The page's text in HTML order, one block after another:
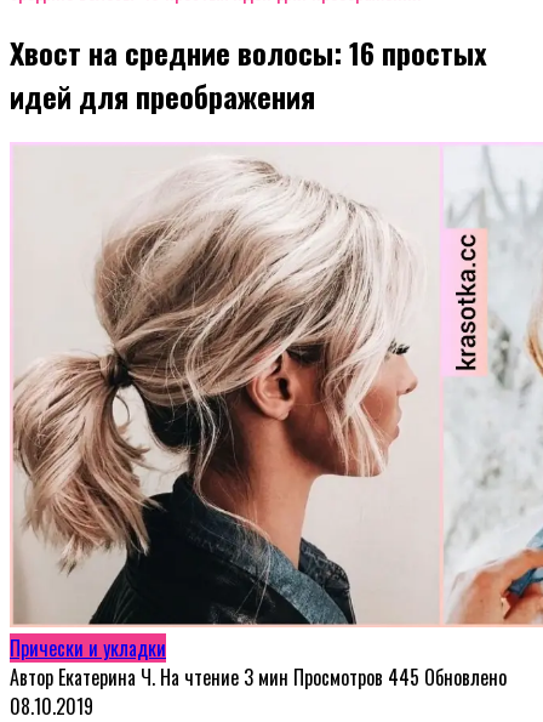
Хвост на средние волосы: 16 простых
идей для преображения
Прически и укладки
Автор Екатерина Ч. На чтение 3 мин Просмотров 445 Обновлено
08.10.2019